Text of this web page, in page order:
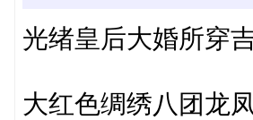
光绪皇后大婚所穿
大红色绸绣八团龙